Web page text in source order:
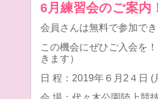
6月練習会のご案内
会員さんは無料で参加で
この機会にぜひご入会を
きます）
日 程：2019年６月2４日